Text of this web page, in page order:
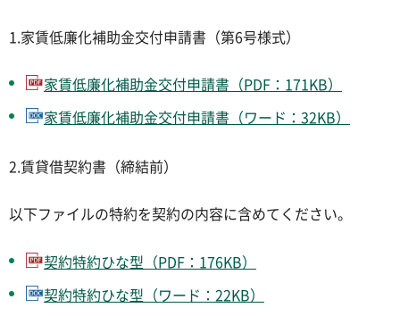
1.家賃低廉化補助金交付申請書（第6号様式）
家賃低廉化補助金交付申請書（PDF：171KB）
家賃低廉化補助金交付申請書（ワード：32KB）
2.賃貸借契約書（締結前）
以下ファイルの特約を契約の内容に含めてください。
契約特約ひな型（PDF：176KB）
契約特約ひな型（ワード：22KB）